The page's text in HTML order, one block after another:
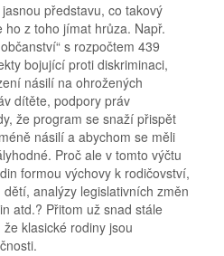
představu, co takový
z toho jímat hrůza. Např.
s rozpočtem 439
bojující proti diskriminaci,
násilí na ohrožených
dítěte, podpory práv
že program se snaží přispět
násilí a abychom se měli
Proč ale v tomto výčtu
formou výchovy k rodičovství,
analýzy legislativních změn
atd.? Přitom už snad stále
klasické rodiny jsou